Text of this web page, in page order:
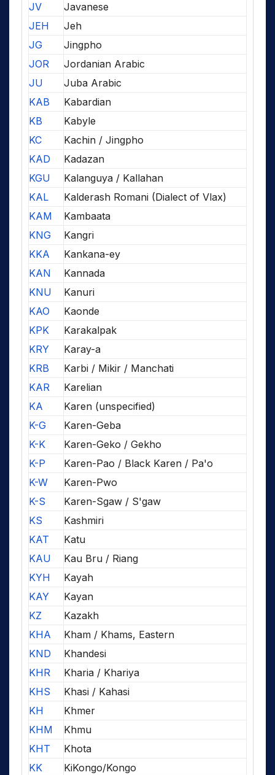
JV
Javanese
JEH
Jeh
JG
Jingpho
JOR
Jordanian Arabic
JU
Juba Arabic
KAB
Kabardian
KB
Kabyle
KC
Kachin / Jingpho
KAD
Kadazan
KGU
Kalanguya / Kallahan
KAL
Kalderash Romani (Dialect of Vlax)
KAM
Kambaata
KNG
Kangri
KKA
Kankana-ey
KAN
Kannada
KNU
Kanuri
KAO
Kaonde
KPK
Karakalpak
KRY
Karay-a
KRB
Karbi / Mikir / Manchati
KAR
Karelian
KA
Karen (unspecified)
K-G
Karen-Geba
K-K
Karen-Geko / Gekho
K-P
Karen-Pao / Black Karen / Pa'o
K-W
Karen-Pwo
K-S
Karen-Sgaw / S'gaw
KS
Kashmiri
KAT
Katu
KAU
Kau Bru / Riang
KYH
Kayah
KAY
Kayan
KZ
Kazakh
KHA
Kham / Khams, Eastern
KND
Khandesi
KHR
Kharia / Khariya
KHS
Khasi / Kahasi
KH
Khmer
KHM
Khmu
KHT
Khota
KK
KiKongo/Kongo